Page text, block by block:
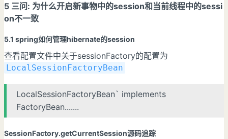
5 三问: 为什么开启新事物中的session和当前线程中的sessi
on不一致
5.1 spring如何管理hibernate的session
查看配置文件中关于sessionFactory的配置为
LocalSessionFactoryBean
LocalSessionFactoryBean` implements
FactoryBean.......
SessionFactory.getCurrentSession源码追踪